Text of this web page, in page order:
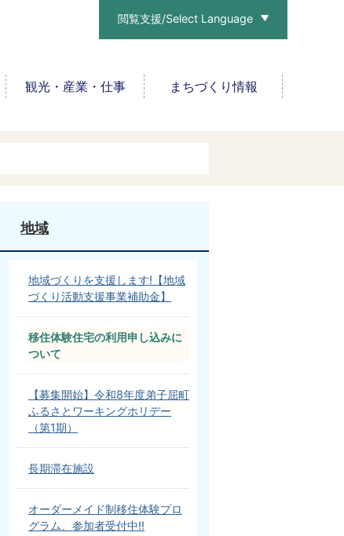
閲覧支援/Select Language
観光・産業・仕事 まちづくり情報
地域
地域づくりを支援します!【地域
づくり活動支援事業補助金】
移住体験住宅の利用申し込みに
ついて
【募集開始】令和8年度弟子屈町
ふるさとワーキングホリデー
（第1期）
長期滞在施設
オーダーメイド制移住体験プロ
グラム、参加者受付中!!